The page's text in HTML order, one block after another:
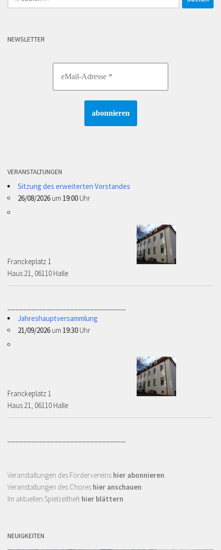
nach:
NEWSLETTER
VERANSTALTUNGEN
Sitzung des erweiterten Vorstandes
26/08/2026 um 19:00 Uhr
Franckeplatz 1 ­­­­
Haus 21, 06110 Halle
Jahreshauptversammlung
21/09/2026 um 19:30 Uhr
Franckeplatz 1 ­­­­
Haus 21, 06110 Halle
Veranstaltungen des Fördervereins hier abonnieren.
Veranstaltungen des Chores hier anschauen.
Im aktuellen Spielzeitheft hier blättern .
NEUIGKEITEN